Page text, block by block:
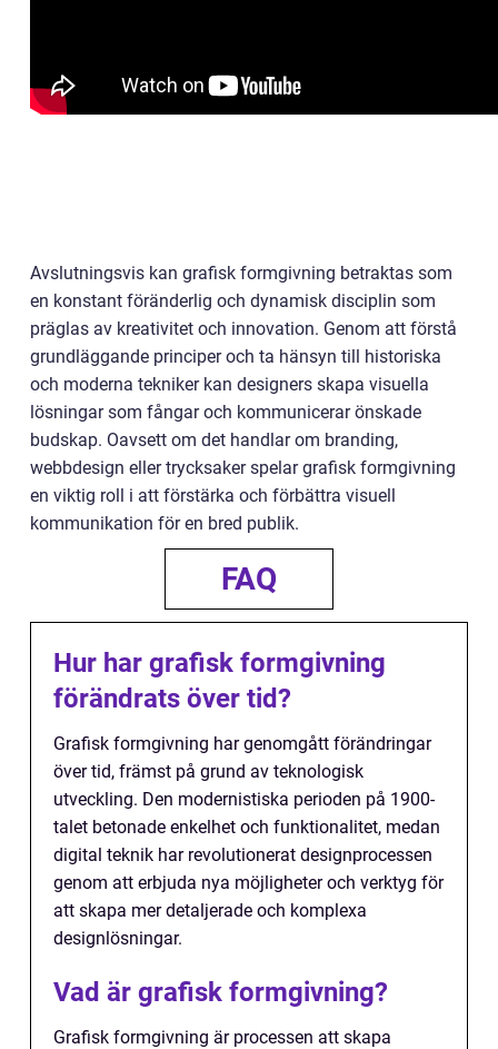
Avslutningsvis kan grafisk formgivning betraktas som
en konstant föränderlig och dynamisk disciplin som
präglas av kreativitet och innovation. Genom att förstå
grundläggande principer och ta hänsyn till historiska
och moderna tekniker kan designers skapa visuella
lösningar som fångar och kommunicerar önskade
budskap. Oavsett om det handlar om branding,
webbdesign eller trycksaker spelar grafisk formgivning
en viktig roll i att förstärka och förbättra visuell
kommunikation för en bred publik.
FAQ
Hur har grafisk formgivning
förändrats över tid?
Grafisk formgivning har genomgått förändringar
över tid, främst på grund av teknologisk
utveckling. Den modernistiska perioden på 1900-
talet betonade enkelhet och funktionalitet, medan
digital teknik har revolutionerat designprocessen
genom att erbjuda nya möjligheter och verktyg för
att skapa mer detaljerade och komplexa
designlösningar.
Vad är grafisk formgivning?
Grafisk formgivning är processen att skapa